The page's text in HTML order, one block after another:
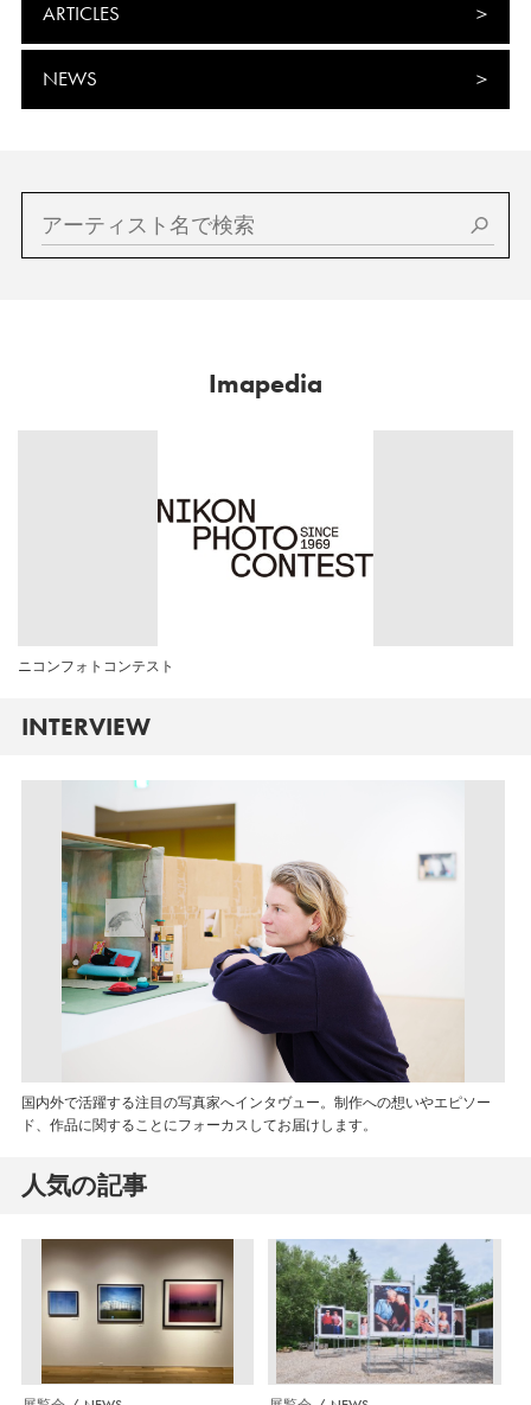
ARTICLES
NEWS
Imapedia
ニコンフォトコンテスト
INTERVIEW
国内外で活躍する注目の写真家へインタヴュー。制作への想いやエピソー
ド、作品に関することにフォーカスしてお届けします。
人気の記事